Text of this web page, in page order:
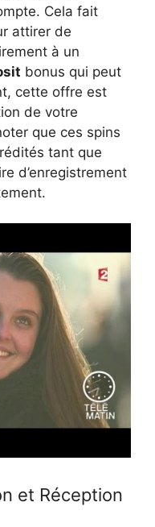
Cela fait
attirer de
à un
bonus qui peut
cette offre est
de votre
que ces spins
tant que
d’enregistrement
et Réception